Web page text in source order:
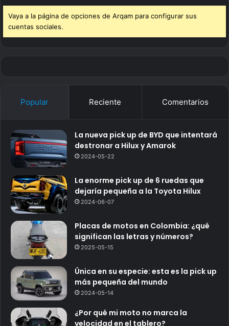
Vaya a la página de opciones de Arqam para configurar sus
cuentas sociales.
Popular Reciente Comentarios
La nueva pick up de BYD que intentará
destronar a Hilux y Amarok
2024-05-22
La enorme pick up de 6 ruedas que
dejaría pequeña a la Toyota Hilux
2024-06-07
Placas de motos en Colombia: ¿qué
significan las letras y números?
2025-05-15
Única en su especie: esta es la pick up
más pequeña del mundo
2024-05-14
¿Por qué mi moto no marca la
velocidad en el tablero?